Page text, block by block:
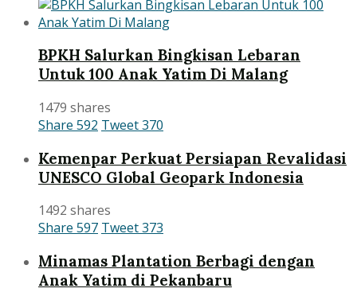
BPKH Salurkan Bingkisan Lebaran
Untuk 100 Anak Yatim Di Malang
1479 shares
Share 592 Tweet370
Kemenpar Perkuat Persiapan Revalidasi
UNESCO Global Geopark Indonesia
1492 shares
Share 597 Tweet373
Minamas Plantation Berbagi dengan
Anak Yatim di Pekanbaru